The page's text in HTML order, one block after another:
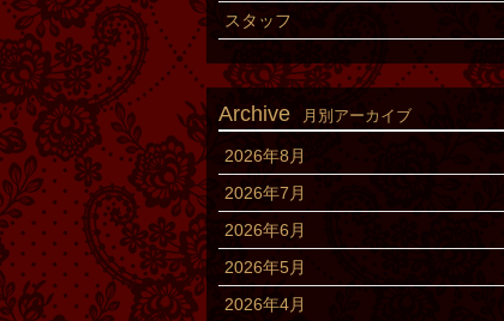
スタッフ
Archive 月別アーカイブ
2026年8月
2026年7月
2026年6月
2026年5月
2026年4月